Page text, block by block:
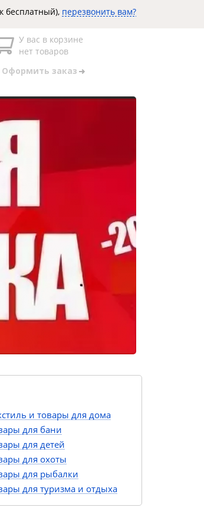
бесплатный), перезвонить вам?
У вас в корзине
нет товаров
Оформить заказ
и товары для дома
для бани
для детей
для охоты
для рыбалки
для туризма и отдыха